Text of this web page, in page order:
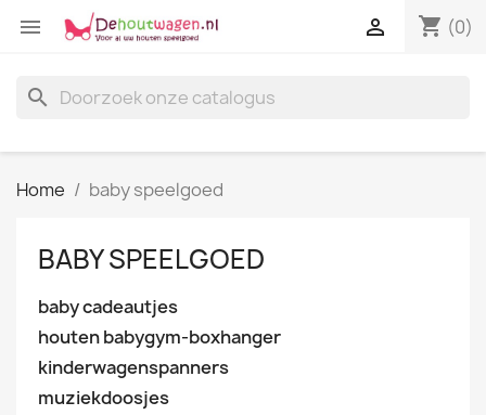
 shopping_cart (0)

search
Home baby speelgoed
BABY SPEELGOED
baby cadeautjes
houten babygym-boxhanger
kinderwagenspanners
muziekdoosjes